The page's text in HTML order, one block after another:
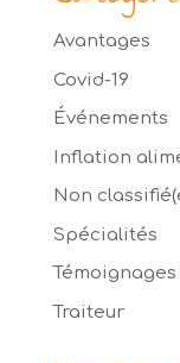
Avantages
Covid-19
Événements
Inflation
Non
Spécialités
Témoignages
Traiteur